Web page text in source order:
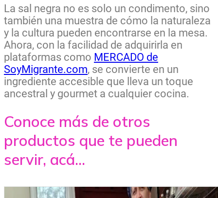
La sal negra no es solo un condimento, sino
también una muestra de cómo la naturaleza
y la cultura pueden encontrarse en la mesa.
Ahora, con la facilidad de adquirirla en
plataformas como MERCADO de
SoyMigrante.com, se convierte en un
ingrediente accesible que lleva un toque
ancestral y gourmet a cualquier cocina.
Conoce más de otros
productos que te pueden
servir, acá...